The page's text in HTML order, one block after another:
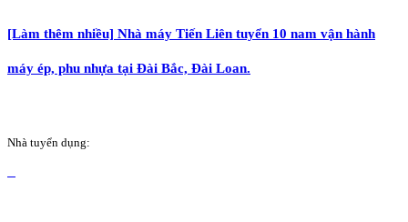
[Làm thêm nhiều] Nhà máy Tiến Liên tuyển 10 nam vận hành
máy ép, phu nhựa tại Đài Bắc, Đài Loan.
Nhà tuyển dụng: